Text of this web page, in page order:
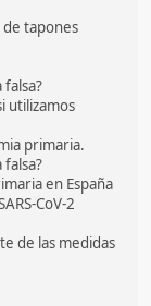
de tapones
falsa?
utilizamos
primaria.
falsa?
en España
CoV-2
de las medidas